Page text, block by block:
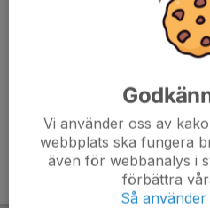
Vi använder oss av
webbplats ska fungera
även för webbanalys i
förbättra
Så